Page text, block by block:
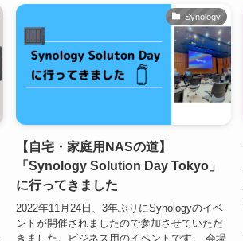
Synology
【自宅・家庭用NASの道】
「Synology Solution Day Tokyo」
に行ってきました
2022年11月24日、3年ぶりにSynologyのイベ
ントが開催されましたので参加させていただ
きました。ビジネス用のイベントです。 会場